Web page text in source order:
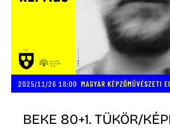
BEKE 80+1. TÜKÖR/